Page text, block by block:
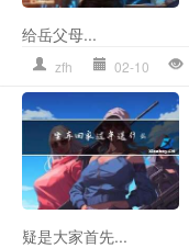
给岳父母...
zfh 02-10
疑是大家首先...